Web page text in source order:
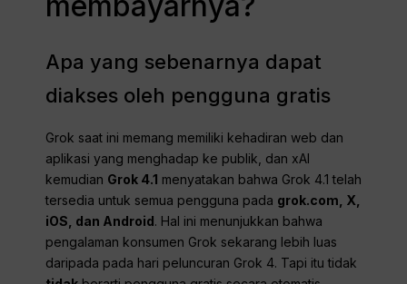
Apa yang sebenarnya dapat
diakses oleh pengguna gratis
Grok saat ini memang memiliki kehadiran web dan
aplikasi yang menghadap ke publik, dan xAI
kemudian Grok 4.1 menyatakan bahwa Grok 4.1 telah
tersedia untuk semua pengguna pada grok.com, X,
iOS, dan Android. Hal ini menunjukkan bahwa
pengalaman konsumen Grok sekarang lebih luas
daripada pada hari peluncuran Grok 4. Tapi itu tidak